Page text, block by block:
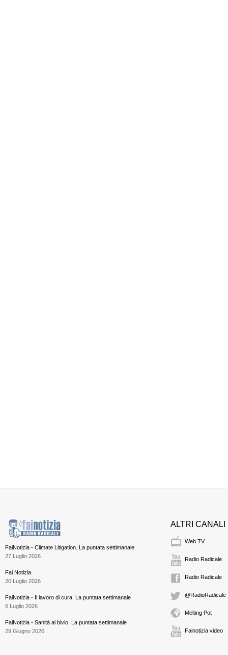
FaiNotizia - Climate Litigation. La puntata settimanale
27 Luglio 2026
Fai Notizia
20 Luglio 2026
FaiNotizia - Il lavoro di cura. La puntata settimanale
6 Luglio 2026
FaiNotizia - Sanità al bivio. La puntata settimanale
29 Giugno 2026
ALTRI CANALI
Web TV
Radio Radicale
Radio Radicale
@RadioRadicale
Melting Pot
Fainotizia video